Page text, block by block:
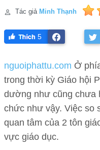
Tác giả Minh Thạnh
5
nguoiphattu.com Ở
trong thời kỳ Giáo hội
dường như cũng chưa
chức như vậy. Việc so
quan tâm của 2 tôn
vực giáo dục.